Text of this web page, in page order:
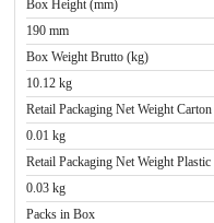
Box Height (mm)
190 mm
Box Weight Brutto (kg)
10.12 kg
Retail Packaging Net Weight Carton
0.01 kg
Retail Packaging Net Weight Plastic
0.03 kg
Packs in Box